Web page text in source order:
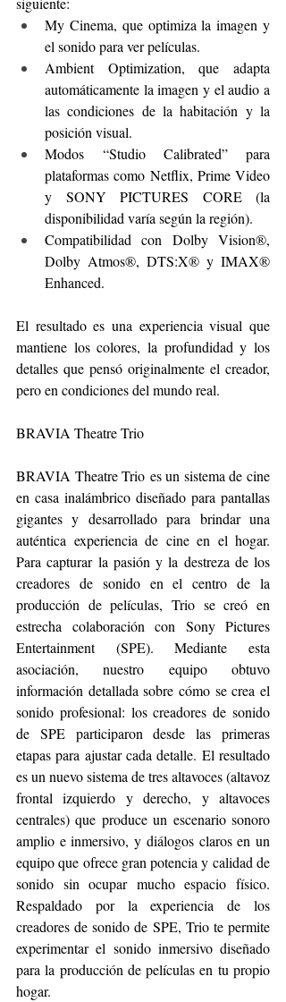
My Cinema, que optimiza la imagen y
el sonido para ver películas.
Ambient Optimization, que adapta
automáticamente la imagen y el audio a
las condiciones de la habitación y la
posición visual.
Modos “Studio Calibrated” para
plataformas como Netflix, Prime Video
y SONY PICTURES CORE (la
disponibilidad varía según la región).
Compatibilidad con Dolby Vision®,
Dolby Atmos®, DTS:X® y IMAX®
Enhanced.
El resultado es una experiencia visual que
mantiene los colores, la profundidad y los
detalles que pensó originalmente el creador,
pero en condiciones del mundo real.
BRAVIA Theatre Trio
BRAVIA Theatre Trio es un sistema de cine
en casa inalámbrico diseñado para pantallas
gigantes y desarrollado para brindar una
auténtica experiencia de cine en el hogar.
Para capturar la pasión y la destreza de los
creadores de sonido en el centro de la
producción de películas, Trio se creó en
estrecha colaboración con Sony Pictures
Entertainment (SPE). Mediante esta
asociación, nuestro equipo obtuvo
información detallada sobre cómo se crea el
sonido profesional: los creadores de sonido
de SPE participaron desde las primeras
etapas para ajustar cada detalle. El resultado
es un nuevo sistema de tres altavoces (altavoz
frontal izquierdo y derecho, y altavoces
centrales) que produce un escenario sonoro
amplio e inmersivo, y diálogos claros en un
equipo que ofrece gran potencia y calidad de
sonido sin ocupar mucho espacio físico.
Respaldado por la experiencia de los
creadores de sonido de SPE, Trio te permite
experimentar el sonido inmersivo diseñado
para la producción de películas en tu propio
hogar.